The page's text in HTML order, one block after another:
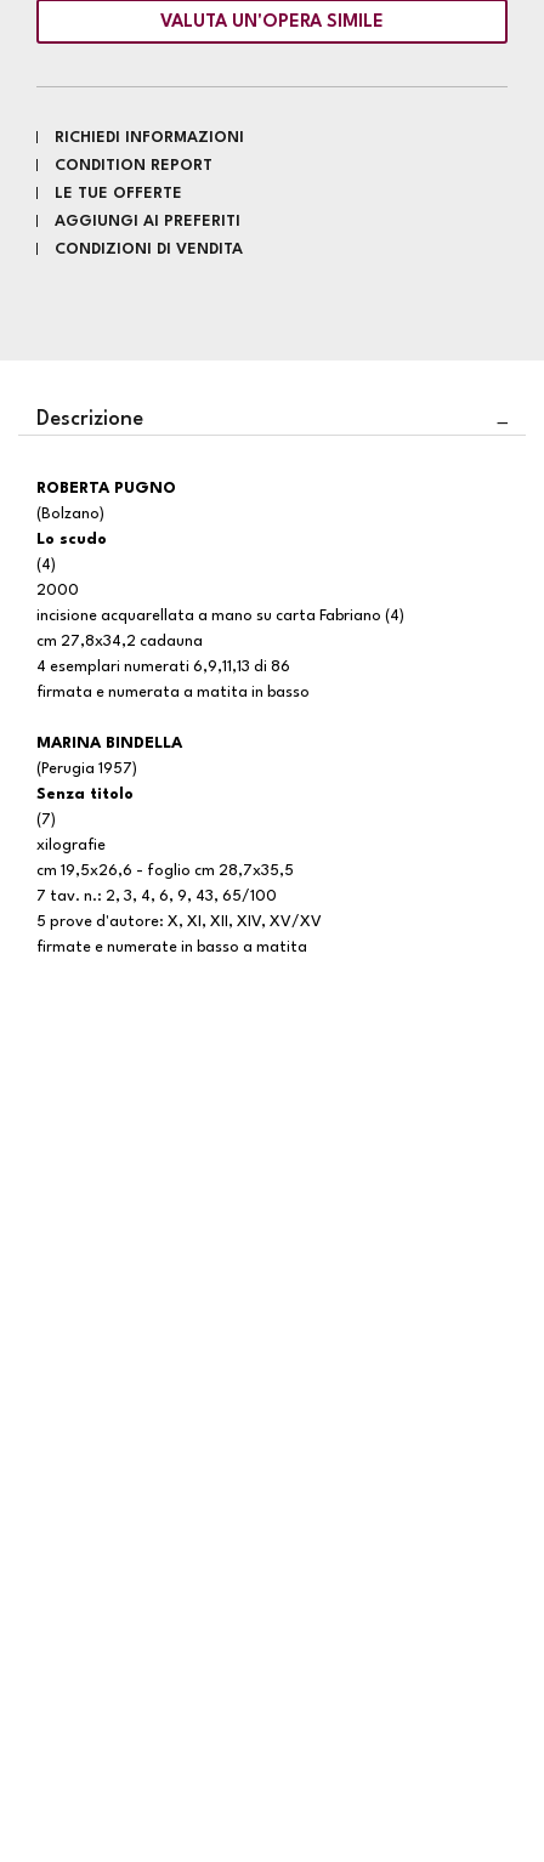
VALUTA UN'OPERA SIMILE
RICHIEDI INFORMAZIONI
CONDITION REPORT
LE TUE OFFERTE
AGGIUNGI AI PREFERITI
CONDIZIONI DI VENDITA
Descrizione
ROBERTA PUGNO
(Bolzano)
Lo scudo
(4)
2000
incisione acquarellata a mano su carta Fabriano (4)
cm 27,8x34,2 cadauna
4 esemplari numerati 6,9,11,13 di 86
firmata e numerata a matita in basso
MARINA BINDELLA
(Perugia 1957)
Senza titolo
(7)
xilografie
cm 19,5x26,6 - foglio cm 28,7x35,5
7 tav. n.: 2, 3, 4, 6, 9, 43, 65/100
5 prove d'autore: X, XI, XII, XIV, XV/XV
firmate e numerate in basso a matita